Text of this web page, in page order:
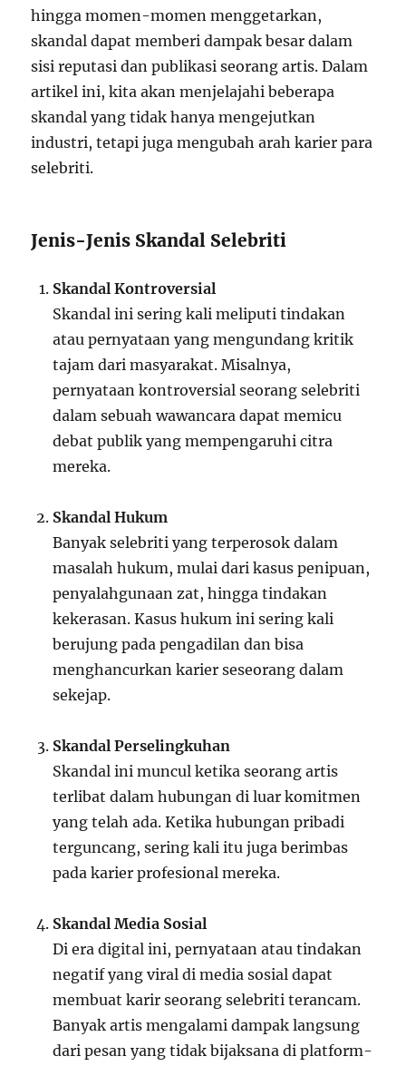
hingga momen-momen menggetarkan,
skandal dapat memberi dampak besar dalam
sisi reputasi dan publikasi seorang artis. Dalam
artikel ini, kita akan menjelajahi beberapa
skandal yang tidak hanya mengejutkan
industri, tetapi juga mengubah arah karier para
selebriti.
Jenis-Jenis Skandal Selebriti
Skandal Kontroversial
Skandal ini sering kali meliputi tindakan
atau pernyataan yang mengundang kritik
tajam dari masyarakat. Misalnya,
pernyataan kontroversial seorang selebriti
dalam sebuah wawancara dapat memicu
debat publik yang mempengaruhi citra
mereka.
Skandal Hukum
Banyak selebriti yang terperosok dalam
masalah hukum, mulai dari kasus penipuan,
penyalahgunaan zat, hingga tindakan
kekerasan. Kasus hukum ini sering kali
berujung pada pengadilan dan bisa
menghancurkan karier seseorang dalam
sekejap.
Skandal Perselingkuhan
Skandal ini muncul ketika seorang artis
terlibat dalam hubungan di luar komitmen
yang telah ada. Ketika hubungan pribadi
terguncang, sering kali itu juga berimbas
pada karier profesional mereka.
Skandal Media Sosial
Di era digital ini, pernyataan atau tindakan
negatif yang viral di media sosial dapat
membuat karir seorang selebriti terancam.
Banyak artis mengalami dampak langsung
dari pesan yang tidak bijaksana di platform-